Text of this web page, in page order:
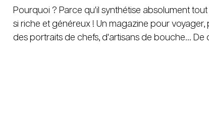
Pourquoi ? Parce qu'il synthétise absolument
si riche et généreux ! Un magazine pour
des portraits de chefs, d'artisans de bouche... De